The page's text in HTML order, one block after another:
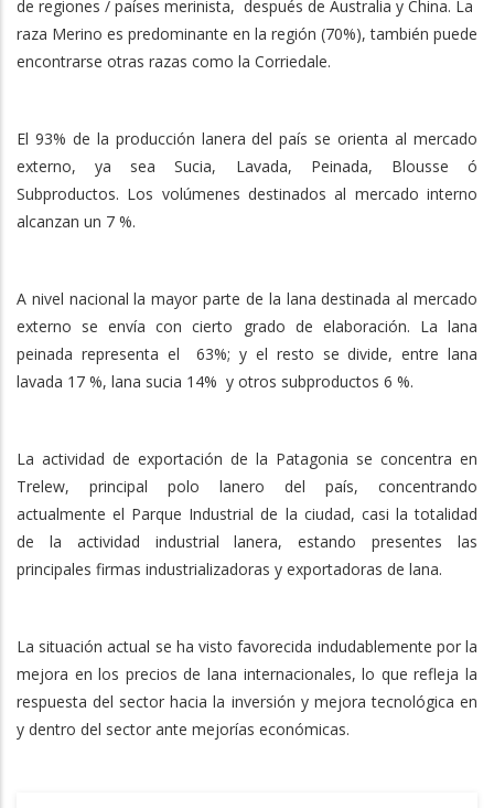
de regiones / países merinista, después de Australia y China. La
raza Merino es predominante en la región (70%), también puede
encontrarse otras razas como la Corriedale.
El 93% de la producción lanera del país se orienta al mercado
externo, ya sea Sucia, Lavada, Peinada, Blousse ó
Subproductos. Los volúmenes destinados al mercado interno
alcanzan un 7 %.
A nivel nacional la mayor parte de la lana destinada al mercado
externo se envía con cierto grado de elaboración. La lana
peinada representa el 63%; y el resto se divide, entre lana
lavada 17 %, lana sucia 14% y otros subproductos 6 %.
La actividad de exportación de la Patagonia se concentra en
Trelew, principal polo lanero del país, concentrando
actualmente el Parque Industrial de la ciudad, casi la totalidad
de la actividad industrial lanera, estando presentes las
principales firmas industrializadoras y exportadoras de lana.
La situación actual se ha visto favorecida indudablemente por la
mejora en los precios de lana internacionales, lo que refleja la
respuesta del sector hacia la inversión y mejora tecnológica en
y dentro del sector ante mejorías económicas.